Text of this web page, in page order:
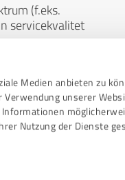
Medien anbieten zu
unserer
Nutzung der Dienste
(f.eks.
servicekvalitet
eget initiativ
af penge